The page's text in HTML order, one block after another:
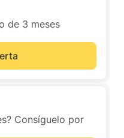
de 3 meses
Consíguelo por